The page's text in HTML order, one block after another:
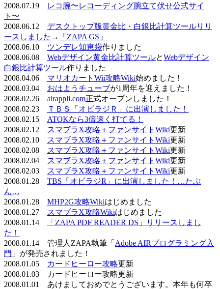
2008.07.19
レコ腕〜レコーディング腕立て伏せ公式サイ
ト〜
2008.06.12 デスクトップ版黄金比・白銀比計算ツールリリ
ースしました →
「ZAPA GS」
2008.06.10 ツンデレ知恵袋作りました
2008.06.08 Webデザイン黄金比計算ツールとWebデザイン
白銀比計算ツール作りました
2008.04.06 マリオカートWii攻略Wiki始めました！
2008.03.04 おはようチューブが1周年を迎えました！
2008.02.26 airappli.com正式オープンしました！
2008.02.23
ＴＢＳ「オビラジＲ」に出演しました！
2008.02.15 ATOKなら3倍速く打てる！
2008.02.12
スマブラX攻略＋ファンサイトWiki更新
2008.02.10
スマブラX攻略＋ファンサイトWiki更新
2008.02.08
スマブラX攻略＋ファンサイトWiki更新
2008.02.04
スマブラX攻略＋ファンサイトWiki更新
2008.02.03
スマブラX攻略＋ファンサイトWiki更新
2008.01.28 TBS「オビラジR」に出演しました！…たぶ
ん…
2008.01.28 MHP2G攻略Wikiはじめました
2008.01.27
スマブラX攻略Wikiはじめました
2008.01.14
「ZAPA PDF READER DS」リリースしまし
た！
2008.01.14 管理人ZAPA執筆「 Adobe AIRプログラミング入
門 」が発売されました！
2008.01.05
カードヒーロー攻略更新
2008.01.03 カードヒーロー攻略更新
2008.01.01 あけましておめでとうございます。本年も何卒